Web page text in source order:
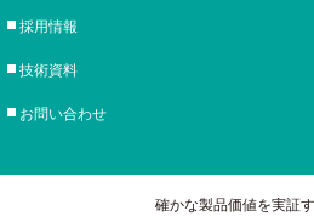
採用情報
技術資料
お問い合わせ
確かな製品価値を実証